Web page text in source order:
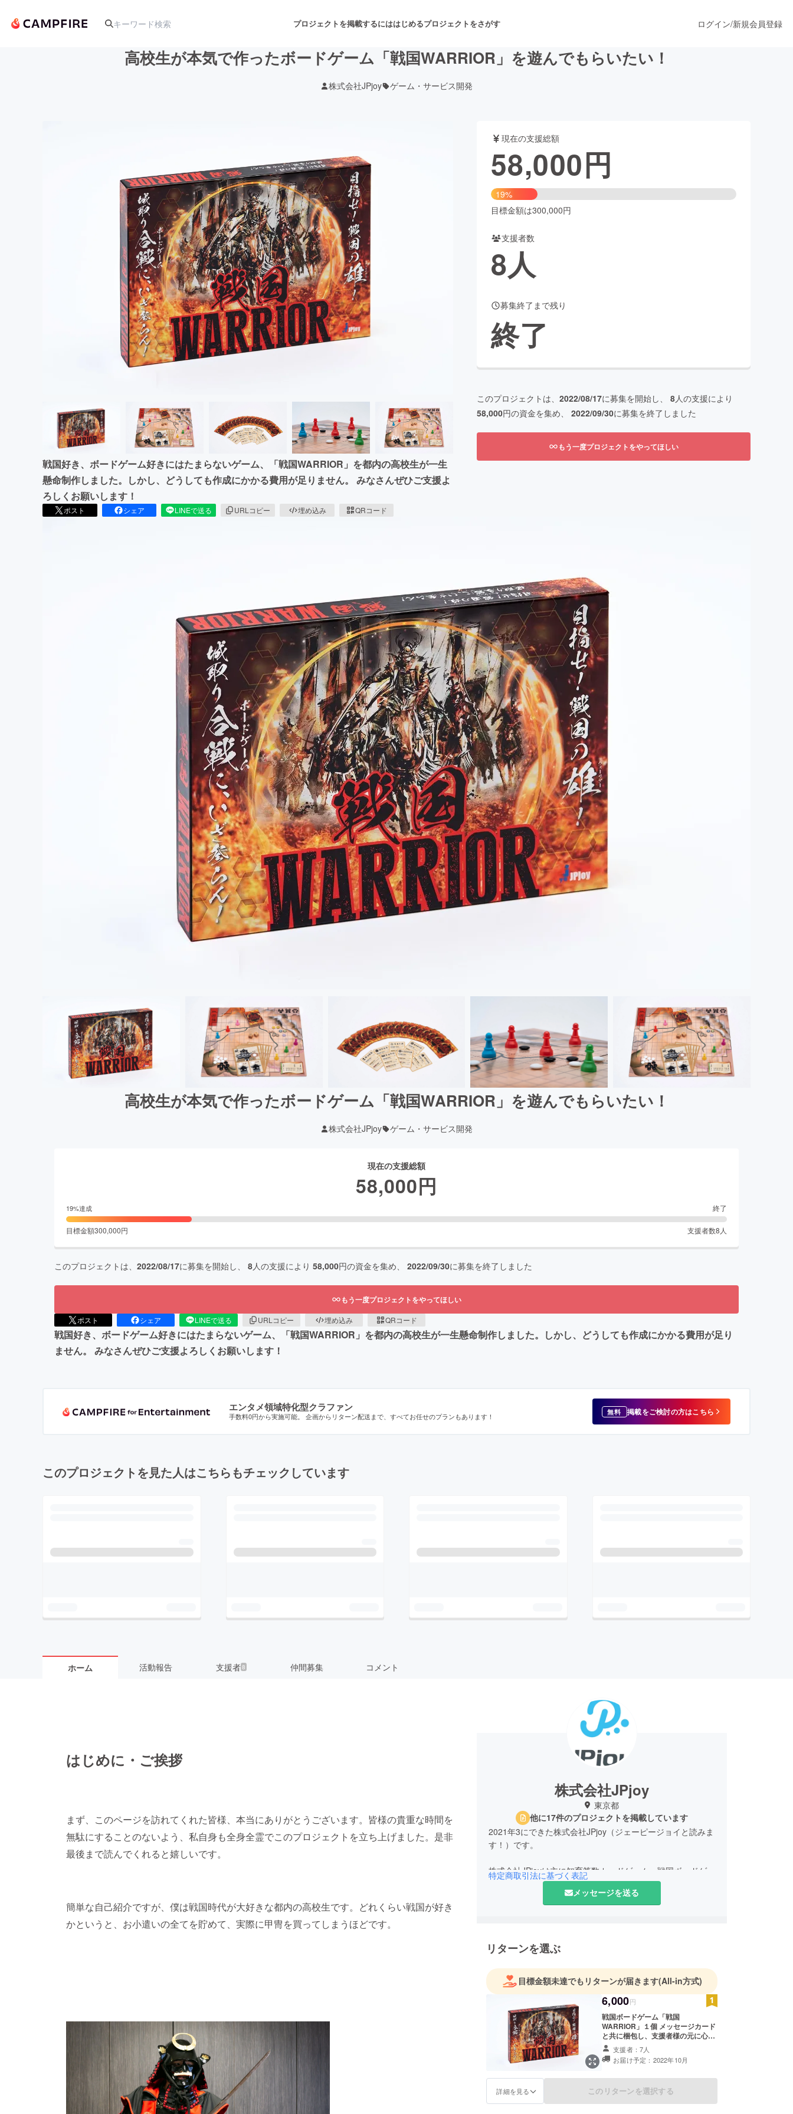
プロジェクトを掲載するにははじめるプロジェクトをさがす
舞台・パフォーマンス
テクノロジー・ガジェット ゲーム・サービス開発 ファッション
映像・映画 書籍・雑誌出版
ビジネス・起業 チャレンジ ビューティー・ヘルスケア
まちづくり・地域活性化
CAMPFIRE for Social Good
CAMPFIREふるさと納税
ログイン/新規会員登録
高校生が本気で作ったボードゲーム「戦国WARRIOR」を遊んでもらいたい！
株式会社JPjoy ゲーム・サービス開発
戦国好き、ボードゲーム好きにはたまらないゲーム、「戦国WARRIOR」を都内の高校生が一生
懸命制作しました。しかし、どうしても作成にかかる費用が足りません。 みなさんぜひご支援よ
ろしくお願いします！
ポスト シェア LINEで送る URLコピー 埋め込み QRコード
現在の支援総額
58,000円
19%
目標金額は300,000円
支援者数
8人
募集終了まで残り
終了
このプロジェクトは、 2022/08/17に募集を開始し、 8人の支援により
58,000円の資金を集め、 2022/09/30に募集を終了しました
もう一度プロジェクトをやってほしい
高校生が本気で作ったボードゲーム「戦国WARRIOR」を遊んでもらいたい！
株式会社JPjoy ゲーム・サービス開発
現在の支援総額
58,000円
19%達成 終了
目標金額300,000円 支援者数8 人
このプロジェクトは、 2022/08/17に募集を開始し、 8人の支援により 58,000円の資金を集め、 2022/09/30に募集を終了しました
もう一度プロジェクトをやってほしい
ポスト シェア LINEで送る URLコピー 埋め込み QRコード
戦国好き、ボードゲーム好きにはたまらないゲーム、「戦国WARRIOR」を都内の高校生が一生懸命制作しました。しかし、どうしても作成にかかる費用が足り
ません。 みなさんぜひご支援よろしくお願いします！
エンタメ領域特化型クラファン
手数料0円から実施可能。 企画からリターン配送まで、すべてお任せのプランもあります！ 無料 掲載をご検討の方はこちら
このプロジェクトを見た人はこちらもチェックしています
ホーム 活動報告 支援者8 仲間募集 コメント
はじめに・ご挨拶
まず、このページを訪れてくれた皆様、本当にありがとうございます。皆様の貴重な時間を
無駄にすることのないよう、私自身も全身全霊でこのプロジェクトを立ち上げました。是非
最後まで読んでくれると嬉しいです。
簡単な自己紹介ですが、僕は戦国時代が大好きな都内の高校生です。どれくらい戦国が好き
かというと、お小遣いの全てを貯めて、実際に甲冑を買ってしまうほどです。
株式会社JPjoy
東京都
他に17件のプロジェクトを掲載しています
2021年3にできた株式会社JPjoy（ジェーピージョイと読みま
す！）です。
株式会社JPjoyは主に知育算数カードゲーム、戦国ボードゲー
ムの販売を行っています！
社員一同、お客様に楽しいと思ってもらえる商品を開発しお
届けするのが使命だと感じております！
会社住所：東京都目黒区東山1丁目6番7号フォーラム中目黒
特定商取引法に基づく表記
メッセージを送る
リターンを選ぶ
目標金額未達でもリターンが届きます(All-in方式)
6,000円
戦国ボードゲーム「戦国
WARRIOR」１個 メッセージカード
と共に梱包し、支援者様の元に心を
込めてお届けします！ 是非、戦国
WARRIORの魅力を味わってみてく
ださい！
支援者：7人
お届け予定：2022年10月
詳細を見る このリターンを選択する